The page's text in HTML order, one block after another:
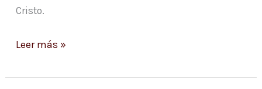
Cristo.
Leer más »